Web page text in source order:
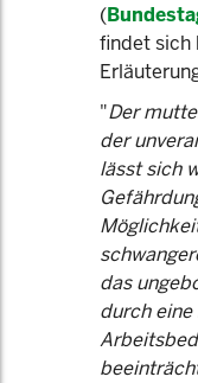
(
findet sich
"Der
der
lässt sich
das
durch